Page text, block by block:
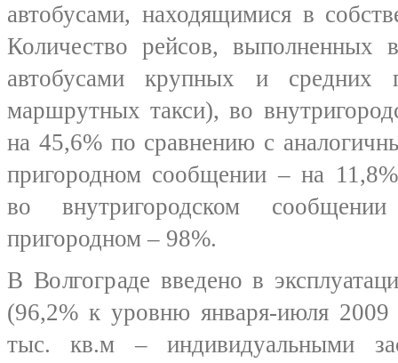
автобусами, находящимися в
Количество рейсов, выполненных
автобусами крупных и средних
маршрутных такси), во
на 45,6% по сравнению с
пригородном сообщении – на
во внутригородском
пригородном – 98%.
В Волгограде введено в
(96,2% к уровню января-июля
тыс. кв.м – индивидуальными